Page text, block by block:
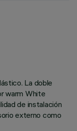
La doble
warm White
de instalación
externo como